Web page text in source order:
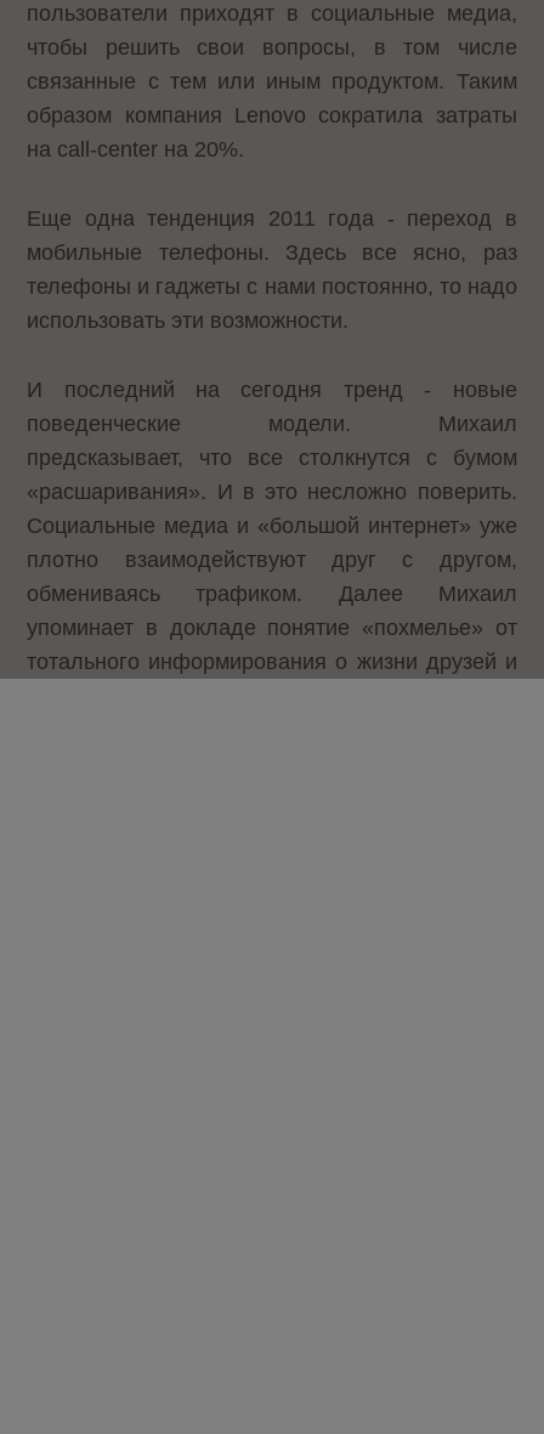
пользователи приходят в социальные медиа,
чтобы решить свои вопросы, в том числе
связанные с тем или иным продуктом. Таким
образом компания Lenovo сократила затраты
на call-center на 20%.
Еще одна тенденция 2011 года - переход в
мобильные телефоны. Здесь все ясно, раз
телефоны и гаджеты с нами постоянно, то надо
использовать эти возможности.
И последний на сегодня тренд - новые
поведенческие модели. Михаил
предсказывает, что все столкнутся с бумом
«расшаривания». И в это несложно поверить.
Социальные медиа и «большой интернет» уже
плотно взаимодействуют друг с другом,
обмениваясь трафиком. Далее Михаил
упоминает в докладе понятие «похмелье» от
тотального информирования о жизни друзей и